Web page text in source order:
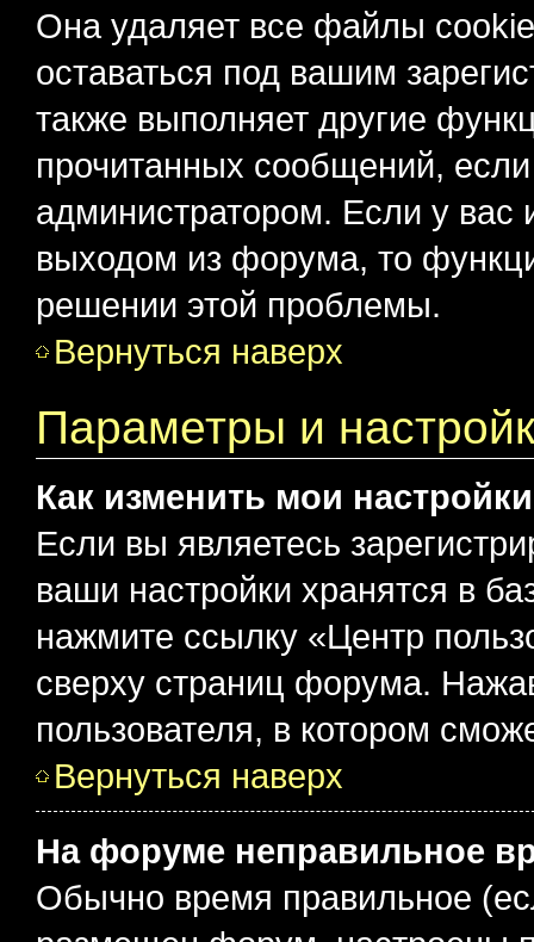
Она удаляет все файлы
оставаться под вашим
также выполняет другие
прочитанных сообщений,
администратором. Если у
выходом из форума, то
решении этой проблемы.
Вернуться наверх
Параметры и
Как изменить мои
Если вы являетесь
ваши настройки хранятся в
нажмите ссылку «Центр
сверху страниц форума.
пользователя, в котором
Вернуться наверх
На форуме неправильное
Обычно время правильное